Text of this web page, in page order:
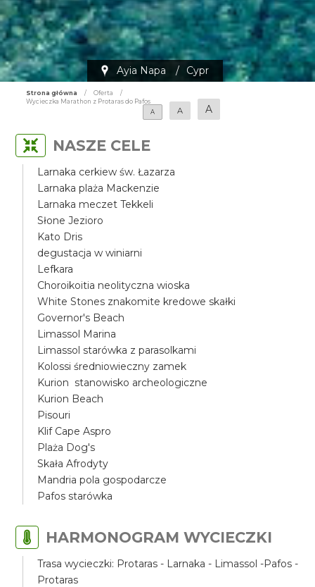
Ayia Napa / Cypr
Strona główna / Oferta
/
Wycieczka Marathon z Protaras do Pafos
A
A A
NASZE CELE
Larnaka cerkiew św. Łazarza
Larnaka plaża Mackenzie
Larnaka meczet Tekkeli
Słone Jezioro
Kato Dris
degustacja w winiarni
Lefkara
Choroikoitia neolityczna wioska
White Stones znakomite kredowe skałki
Governor's Beach
Limassol Marina
Limassol starówka z parasolkami
Kolossi średniowieczny zamek
Kurion stanowisko archeologiczne
Kurion Beach
Pisouri
Klif Cape Aspro
Plaża Dog's
Skała Afrodyty
Mandria pola gospodarcze
Pafos starówka
HARMONOGRAM WYCIECZKI
Trasa wycieczki: Protaras - Larnaka - Limassol -Pafos -
Protaras